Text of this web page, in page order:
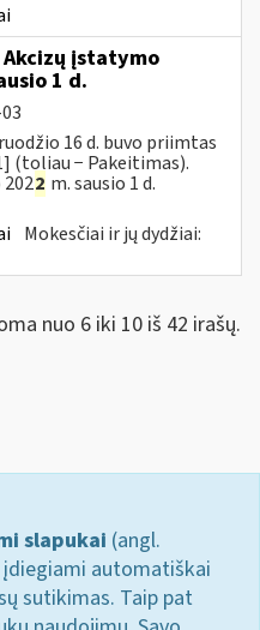
Akcizų įstatymo
1 d.
16 d. buvo priimtas
(toliau − Pakeitimas).
2 m. sausio 1 d.
Mokesčiai ir jų dydžiai:
nuo 6 iki 10 iš 42 irašų.
slapukai (angl.
automatiškai
sutikimas. Taip pat